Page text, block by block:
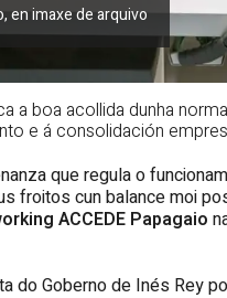
en imaxe de arquivo
a boa acollida dunha
e á consolidación
que regula o
froitos cun balance moi
ACCEDE Papagaio
do Goberno de Inés Rey